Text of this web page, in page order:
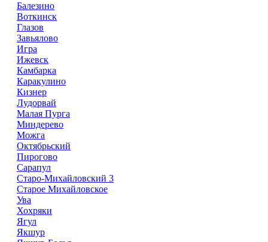
Балезино
Воткинск
Глазов
Завьялово
Игра
Ижевск
Камбарка
Каракулино
Кизнер
Лудорвай
Малая Пурга
Миндерево
Можга
Октябрьский
Пирогово
Сарапул
Старо-Михайловский 3
Старое Михайловское
Ува
Хохряки
Ягул
Якшур